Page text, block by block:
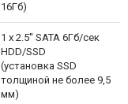
16Гб)
1 x 2.5'' SATA 6Гб/сек
HDD/SSD
(установка SSD
толщиной не более 9,5
мм)